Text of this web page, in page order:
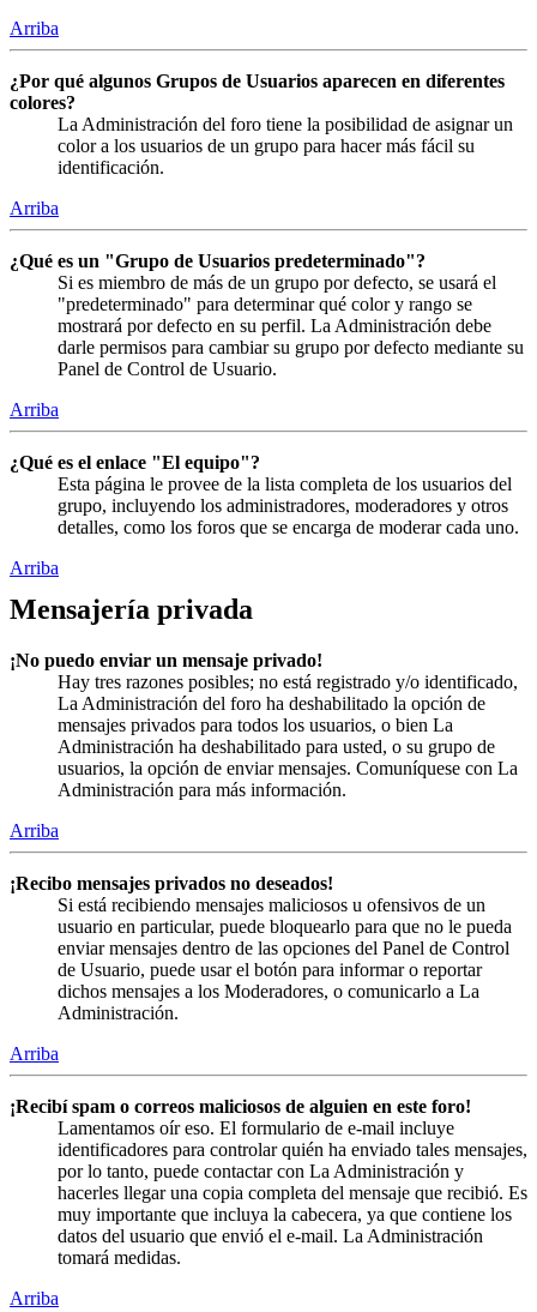
Arriba
¿Por qué algunos Grupos de Usuarios aparecen en diferentes
colores?
La Administración del foro tiene la posibilidad de asignar un
color a los usuarios de un grupo para hacer más fácil su
identificación.
Arriba
¿Qué es un "Grupo de Usuarios predeterminado"?
Si es miembro de más de un grupo por defecto, se usará el
"predeterminado" para determinar qué color y rango se
mostrará por defecto en su perfil. La Administración debe
darle permisos para cambiar su grupo por defecto mediante su
Panel de Control de Usuario.
Arriba
¿Qué es el enlace "El equipo"?
Esta página le provee de la lista completa de los usuarios del
grupo, incluyendo los administradores, moderadores y otros
detalles, como los foros que se encarga de moderar cada uno.
Arriba
Mensajería privada
¡No puedo enviar un mensaje privado!
Hay tres razones posibles; no está registrado y/o identificado,
La Administración del foro ha deshabilitado la opción de
mensajes privados para todos los usuarios, o bien La
Administración ha deshabilitado para usted, o su grupo de
usuarios, la opción de enviar mensajes. Comuníquese con La
Administración para más información.
Arriba
¡Recibo mensajes privados no deseados!
Si está recibiendo mensajes maliciosos u ofensivos de un
usuario en particular, puede bloquearlo para que no le pueda
enviar mensajes dentro de las opciones del Panel de Control
de Usuario, puede usar el botón para informar o reportar
dichos mensajes a los Moderadores, o comunicarlo a La
Administración.
Arriba
¡Recibí spam o correos maliciosos de alguien en este foro!
Lamentamos oír eso. El formulario de e-mail incluye
identificadores para controlar quién ha enviado tales mensajes,
por lo tanto, puede contactar con La Administración y
hacerles llegar una copia completa del mensaje que recibió. Es
muy importante que incluya la cabecera, ya que contiene los
datos del usuario que envió el e-mail. La Administración
tomará medidas.
Arriba